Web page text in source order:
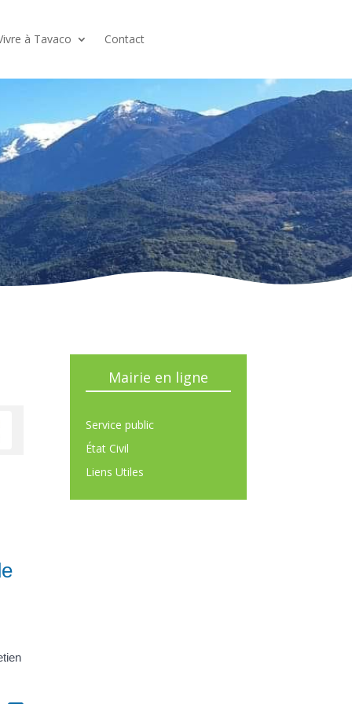
à Tavaco Contact
Mairie en ligne
Service public
État Civil
Liens Utiles